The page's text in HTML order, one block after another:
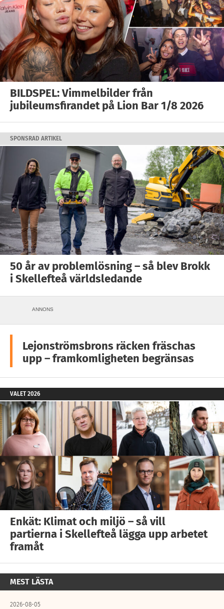
BILDSPEL: Vimmelbilder från
jubileumsfirandet på Lion Bar 1/8 2026
SPONSRAD ARTIKEL
50 år av problemlösning – så blev Brokk
i Skellefteå världsledande
ANNONS
Lejonströmsbrons räcken fräschas
upp – framkomligheten begränsas
VALET 2026
Enkät: Klimat och miljö – så vill
partierna i Skellefteå lägga upp arbetet
framåt
MEST LÄSTA
2026-08-05